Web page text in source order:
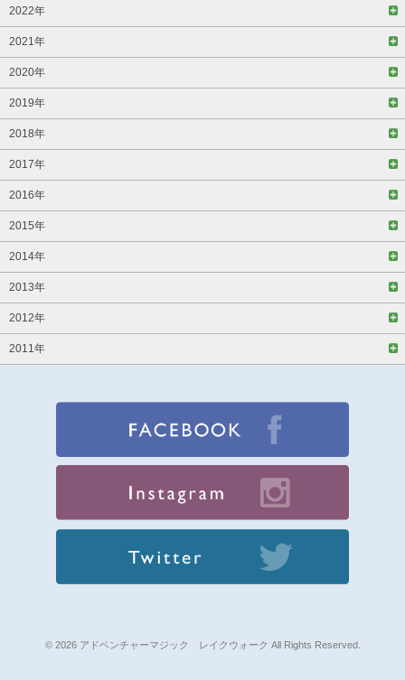
2022年
2021年
2020年
2019年
2018年
2017年
2016年
2015年
2014年
2013年
2012年
2011年
© 2026 アドベンチャーマジック レイクウォーク All Rights Reserved.